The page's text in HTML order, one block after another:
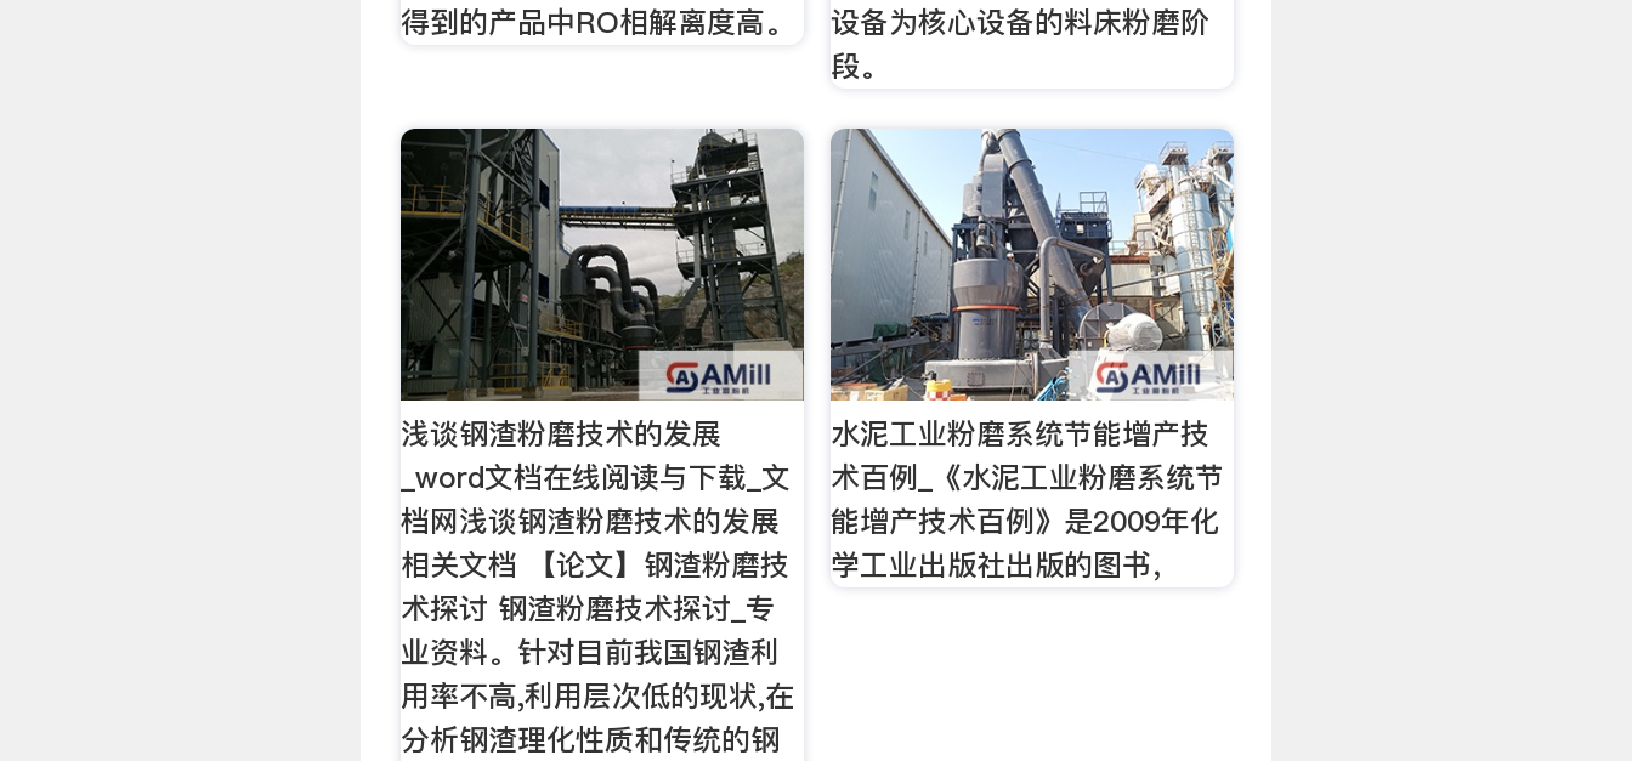
得到的产品中RO相解离度高。
设备为核心设备的料床粉磨阶
段。
浅谈钢渣粉磨技术的发展
_word文档在线阅读与下载_文
档网浅谈钢渣粉磨技术的发展
相关文档 【论文】钢渣粉磨技
术探讨 钢渣粉磨技术探讨_专
业资料。针对目前我国钢渣利
用率不高,利用层次低的现状,在
分析钢渣理化性质和传统的钢
水泥工业粉磨系统节能增产技
术百例_《水泥工业粉磨系统节
能增产技术百例》是2009年化
学工业出版社出版的图书，